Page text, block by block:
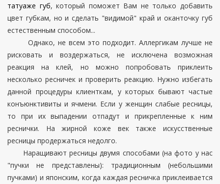
татуаже губ, который поможет Вам не только добавить
цвет губкам, но и сделать "видимой" край и оканточку губ
естественным способом...
Однако, не всем это подходит. Аллергикам лучше не
рисковать и воздержаться, не исключена возможная
реакция на клей, но можно попробовать приклеить
несколько ресничек и проверить реакцию. Нужно избегать
данной процедуры клиенткам, у которых бывают частые
конъюнктивиты и ячмени. Если у женщин слабые ресницы,
то при их выпадении отпадут и прикрепленные к ним
реснички. На жирной коже век также искусственные
ресницы продержаться недолго.
Наращивают ресницы двумя способами (на фото у нас
"пучки не представлены): традиционным (небольшими
пучками) и японским, когда каждая ресничка приклеивается